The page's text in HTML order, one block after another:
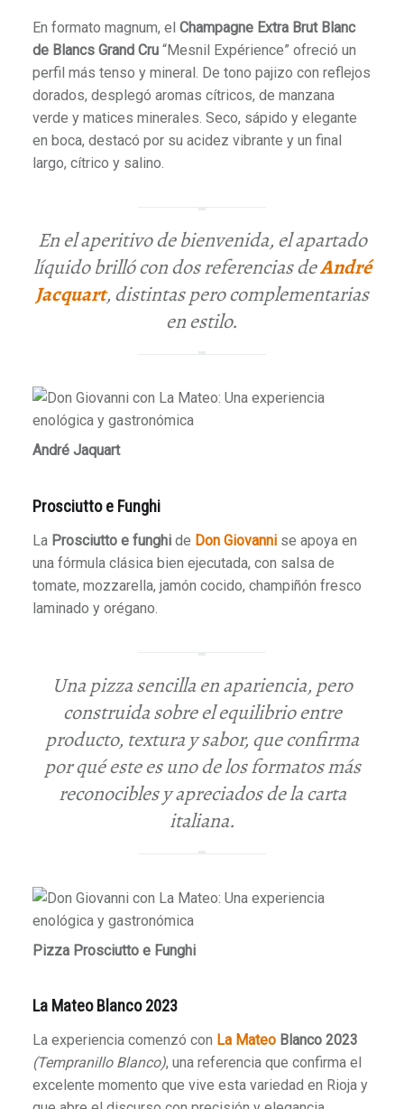
En formato magnum, el Champagne Extra Brut Blanc
de Blancs Grand Cru “Mesnil Expérience” ofreció un
perfil más tenso y mineral. De tono pajizo con reflejos
dorados, desplegó aromas cítricos, de manzana
verde y matices minerales. Seco, sápido y elegante
en boca, destacó por su acidez vibrante y un final
largo, cítrico y salino.
En el aperitivo de bienvenida, el apartado
líquido brilló con dos referencias deAndré
Jacquart, distintas pero complementarias
en estilo.
André Jaquart
Prosciutto e Funghi
La Prosciutto e funghide Don Giovannise apoya en
una fórmula clásica bien ejecutada, con salsa de
tomate, mozzarella, jamón cocido, champiñón fresco
laminado y orégano.
Una pizza sencilla en apariencia, pero
construida sobre el equilibrio entre
producto, textura y sabor, que confirma
por qué este es uno de los formatos más
reconocibles y apreciados de la carta
italiana.
Pizza Prosciutto e Funghi
La Mateo Blanco 2023
La experiencia comenzó con La MateoBlanco 2023
(Tempranillo Blanco), una referencia que confirma el
excelente momento que vive esta variedad en Rioja y